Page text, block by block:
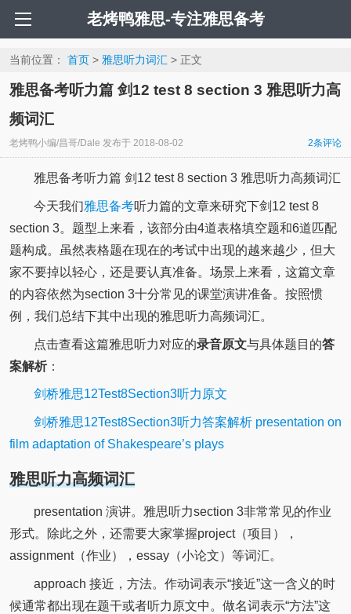
老烤鸭雅思-专注雅思备考
当前位置： 首页> 雅思听力词汇 > 正文
雅思备考听力篇 剑12 test 8 section 3 雅思听力高
频词汇
老烤鸭小编/昌哥/Dale 发布于 2018-08-02 2条评论
雅思备考听力篇 剑12 test 8 section 3 雅思听力高频词汇
今天我们雅思备考听力篇的文章来研究下剑12 test 8
section 3。题型上来看，该部分由4道表格填空题和6道匹配
题构成。虽然表格题在现在的考试中出现的越来越少，但大
家不要掉以轻心，还是要认真准备。场景上来看，这篇文章
的内容依然为section 3十分常见的课堂演讲准备。按照惯
例，我们总结下其中出现的雅思听力高频词汇。
点击查看这篇雅思听力对应的录音原文与具体题目的答
案解析：
剑桥雅思12Test8Section3听力原文
剑桥雅思12Test8Section3听力答案解析 presentation on
film adaptation of Shakespeare’s plays
雅思听力高频词汇
presentation 演讲。雅思听力section 3非常常见的作业
形式。除此之外，还需要大家掌握project（项目），
assignment（作业），essay（小论文）等词汇。
approach 接近，方法。作动词表示“接近”这一含义的时
候通常都出现在题干或者听力原文中。做名词表示“方法”这